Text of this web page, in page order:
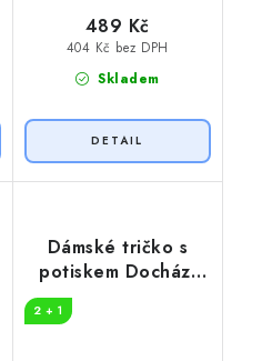
Skladem
404 Kč bez DPH
489 Kč
Dámské tričko s
potiskem Dochází
2 + 1